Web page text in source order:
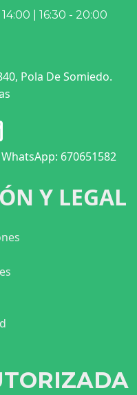
| 16:30 - 20:00
Pola De Somiedo.
670651582
Y LEGAL